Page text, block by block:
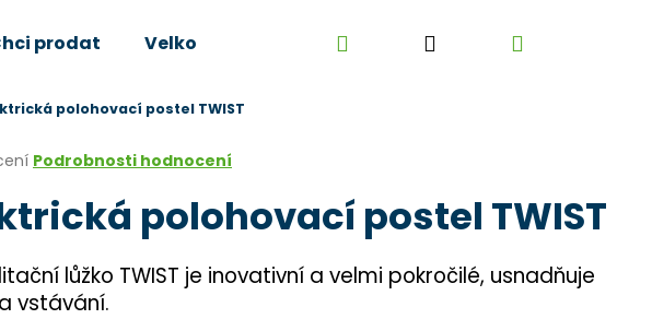
prodat Velkoobchod Kontakt Kariéra
Přihlášení
polohovací postel TWIST
Podrobnosti hodnocení
polohovací postel TWIST
lůžko TWIST je inovativní a velmi pokročilé, usnadňuje
vstávání.